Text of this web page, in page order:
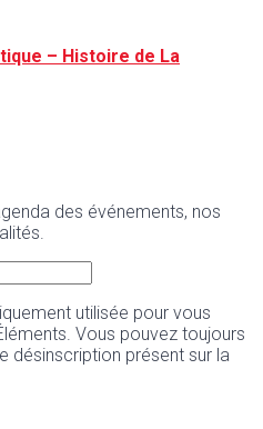
– Histoire de La
des événements, nos
utilisée pour vous
Vous pouvez toujours
désinscription présent sur la